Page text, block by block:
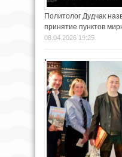
Политолог Дудчак
принятие пунктов
08.04.2026 19:25